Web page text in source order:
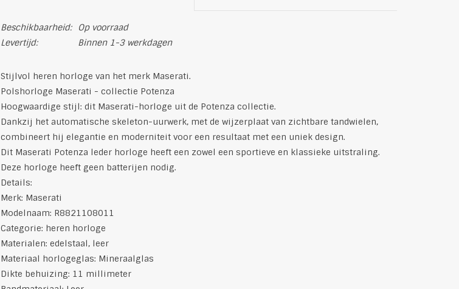
Beschikbaarheid:
Op voorraad
Levertijd:
Binnen 1-3 werkdagen
Stijlvol heren horloge van het merk Maserati.
Polshorloge Maserati - collectie Potenza
Hoogwaardige stijl: dit Maserati-horloge uit de Potenza collectie.
Dankzij het automatische skeleton-uurwerk, met de wijzerplaat van zichtbare tandwielen,
combineert hij elegantie en moderniteit voor een resultaat met een uniek design.
Dit Maserati Potenza leder horloge heeft een zowel een sportieve en klassieke uitstraling.
Deze horloge heeft geen batterijen nodig.
Details:
Merk: Maserati
Modelnaam: R8821108011
Categorie: heren horloge
Materialen: edelstaal, leer
Materiaal horlogeglas: Mineraalglas
Dikte behuizing: 11 millimeter